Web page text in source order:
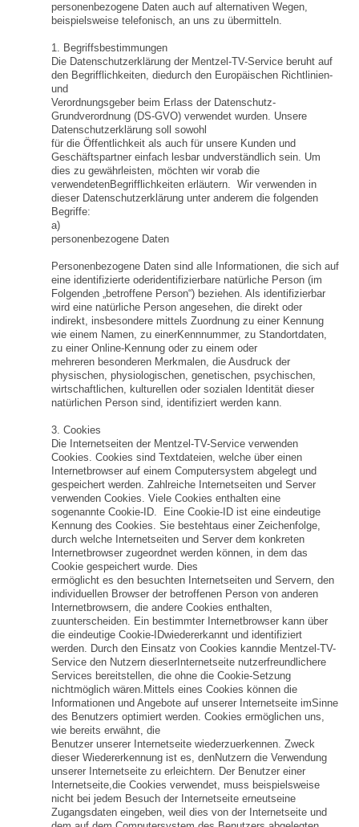
personenbezogene Daten auch auf alternativen Wegen,
beispielsweise telefonisch, an uns zu übermitteln.
1. Begriffsbestimmungen
Die Datenschutzerklärung der Mentzel-TV-Service beruht auf
den Begrifflichkeiten, diedurch den Europäischen Richtlinien-
und
Verordnungsgeber beim Erlass der Datenschutz-
Grundverordnung (DS-GVO) verwendet wurden. Unsere
Datenschutzerklärung soll sowohl
für die Öffentlichkeit als auch für unsere Kunden und
Geschäftspartner einfach lesbar undverständlich sein. Um
dies zu gewährleisten, möchten wir vorab die
verwendetenBegrifflichkeiten erläutern. Wir verwenden in
dieser Datenschutzerklärung unter anderem die folgenden
Begriffe:
a)
personenbezogene Daten
Personenbezogene Daten sind alle Informationen, die sich auf
eine identifizierte oderidentifizierbare natürliche Person (im
Folgenden „betroffene Person“) beziehen. Als identifizierbar
wird eine natürliche Person angesehen, die direkt oder
indirekt, insbesondere mittels Zuordnung zu einer Kennung
wie einem Namen, zu einerKennnummer, zu Standortdaten,
zu einer Online-Kennung oder zu einem oder
mehreren besonderen Merkmalen, die Ausdruck der
physischen, physiologischen, genetischen, psychischen,
wirtschaftlichen, kulturellen oder sozialen Identität dieser
natürlichen Person sind, identifiziert werden kann.
3. Cookies
Die Internetseiten der Mentzel-TV-Service verwenden
Cookies. Cookies sind Textdateien, welche über einen
Internetbrowser auf einem Computersystem abgelegt und
gespeichert werden. Zahlreiche Internetseiten und Server
verwenden Cookies. Viele Cookies enthalten eine
sogenannte Cookie-ID. Eine Cookie-ID ist eine eindeutige
Kennung des Cookies. Sie bestehtaus einer Zeichenfolge,
durch welche Internetseiten und Server dem konkreten
Internetbrowser zugeordnet werden können, in dem das
Cookie gespeichert wurde. Dies
ermöglicht es den besuchten Internetseiten und Servern, den
individuellen Browser der betroffenen Person von anderen
Internetbrowsern, die andere Cookies enthalten,
zuunterscheiden. Ein bestimmter Internetbrowser kann über
die eindeutige Cookie-IDwiedererkannt und identifiziert
werden. Durch den Einsatz von Cookies kanndie Mentzel-TV-
Service den Nutzern dieserInternetseite nutzerfreundlichere
Services bereitstellen, die ohne die Cookie-Setzung
nichtmöglich wären.Mittels eines Cookies können die
Informationen und Angebote auf unserer Internetseite imSinne
des Benutzers optimiert werden. Cookies ermöglichen uns,
wie bereits erwähnt, die
Benutzer unserer Internetseite wiederzuerkennen. Zweck
dieser Wiedererkennung ist es, denNutzern die Verwendung
unserer Internetseite zu erleichtern. Der Benutzer einer
Internetseite,die Cookies verwendet, muss beispielsweise
nicht bei jedem Besuch der Internetseite erneutseine
Zugangsdaten eingeben, weil dies von der Internetseite und